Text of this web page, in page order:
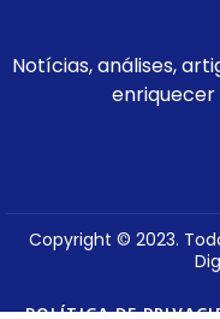
Notícias, análises,
enriquecer
Copyright © 2023.
POLÍTICA DE